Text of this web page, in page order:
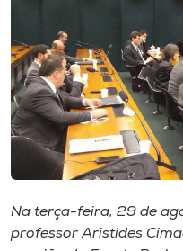
Rádio
Museu
Unoesc
Store
Na terça-feira, 29 de
professor Aristides